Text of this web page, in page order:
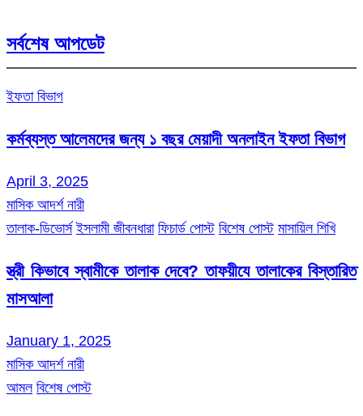
সর্বশেষ আপডেট
ইফতা বিভাগ
কর্মব্যস্ত আলেমদের জন্য ১ বছর মেয়াদী অনলাইন ইফতা বিভাগ
April 3, 2025
মাসিক আদর্শ নারী
তালাক-ডিভোর্স ইসলামী জীবনধারা ফিচার্ড পোস্ট বিশেষ পোস্ট মাসায়িল শিখি
স্ত্রী কিভাবে স্বামীকে তালাক দেবে? তাফয়ীযে তালাকের বিস্তারিত
মাসআলা
January 1, 2025
মাসিক আদর্শ নারী
আমল বিশেষ পোস্ট